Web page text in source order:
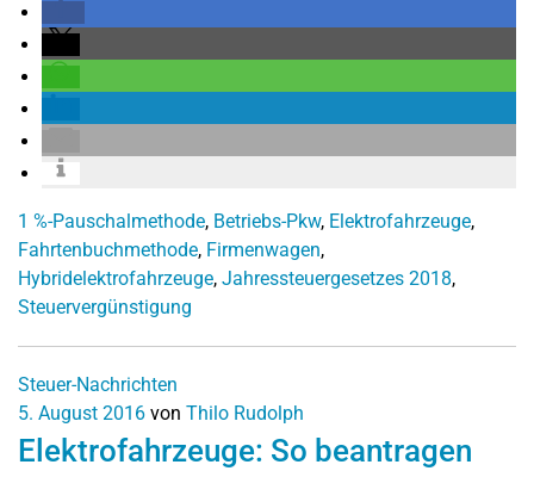
1 %-Pauschalmethode, Betriebs-Pkw, Elektrofahrzeuge,
Fahrtenbuchmethode, Firmenwagen,
Hybridelektrofahrzeuge, Jahressteuergesetzes 2018,
Steuervergünstigung
Steuer-Nachrichten
5. August 2016 von Thilo Rudolph
Elektrofahrzeuge: So beantragen